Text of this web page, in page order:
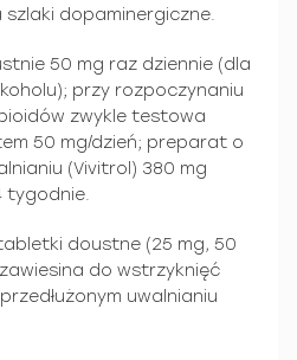
szlaki dopaminergiczne.
50 mg raz dziennie (dla
przy rozpoczynaniu
zwykle testowa
50 mg/dzień; preparat o
(Vivitrol) 380 mg
tygodnie.
doustne (25 mg, 50
do wstrzyknięć
uwalnianiu